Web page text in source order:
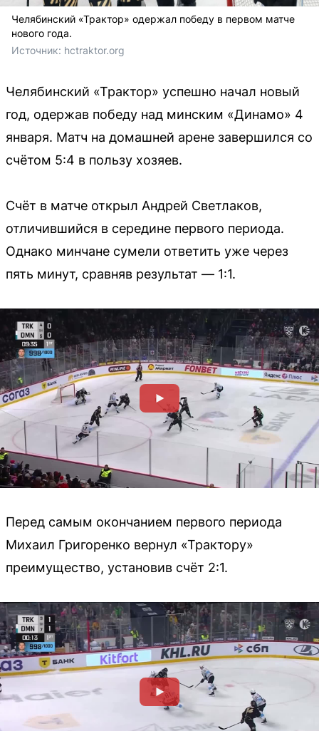
Челябинский «Трактор» одержал победу в первом матче
нового года.
Источник: hctraktor.org
Челябинский «Трактор» успешно начал новый
год, одержав победу над минским «Динамо» 4
января. Матч на домашней арене завершился со
счётом 5:4 в пользу хозяев.
Счёт в матче открыл Андрей Светлаков,
отличившийся в середине первого периода.
Однако минчане сумели ответить уже через
пять минут, сравняв результат — 1:1.
Перед самым окончанием первого периода
Михаил Григоренко вернул «Трактору»
преимущество, установив счёт 2:1.